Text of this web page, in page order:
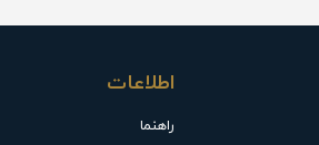
اطلاعات
راهنما